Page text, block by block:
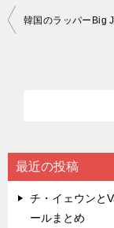
投
シ
ョ
最近の投稿
チ・イェウンと
ールまとめ